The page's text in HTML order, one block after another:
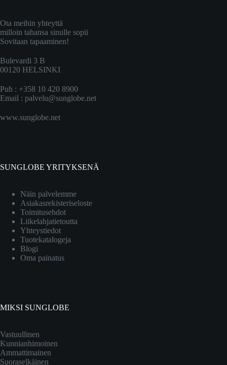
Ota meihin yhteyttä
milloin tahansa sinulle sopii
Sovitaan tapaaminen!
Bulevardi 3 B
00120 HELSINKI
Puh : +358 10 420 8900
Email : palvelu@sunglobe.net
www.sunglobe.net
SUNGLOBE YRITYKSENÄ
Näin palvelemme
Asiakasrekisteriseloste
Toimitusehdot
Liikelahjatietoutta
Yhteystiedot
Tuotekatalogeja
Blogi
Oma painatus
MIKSI SUNGLOBE
Vastuullinen
Kunnianhimoinen
Ammattimainen
Suoraselkäinen